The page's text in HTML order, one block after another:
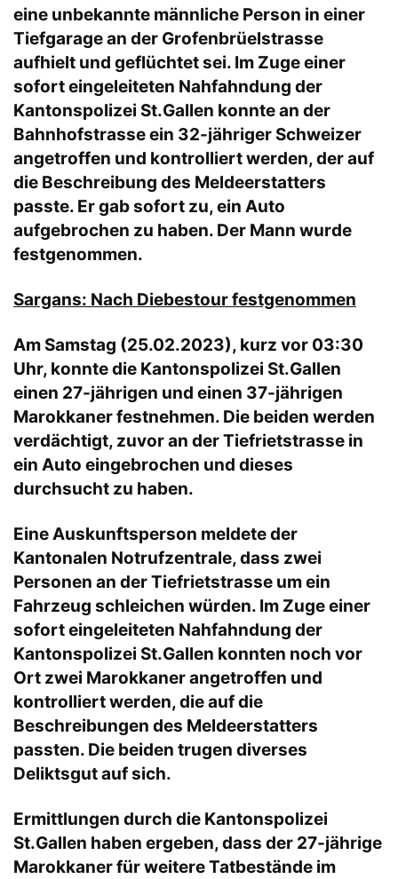
eine unbekannte männliche Person in einer
Tiefgarage an der Grofenbrüelstrasse
aufhielt und geflüchtet sei. Im Zuge einer
sofort eingeleiteten Nahfahndung der
Kantonspolizei St.Gallen konnte an der
Bahnhofstrasse ein 32-jähriger Schweizer
angetroffen und kontrolliert werden, der auf
die Beschreibung des Meldeerstatters
passte. Er gab sofort zu, ein Auto
aufgebrochen zu haben. Der Mann wurde
festgenommen.
Sargans: Nach Diebestour festgenommen
Am Samstag (25.02.2023), kurz vor 03:30
Uhr, konnte die Kantonspolizei St.Gallen
einen 27-jährigen und einen 37-jährigen
Marokkaner festnehmen. Die beiden werden
verdächtigt, zuvor an der Tiefrietstrasse in
ein Auto eingebrochen und dieses
durchsucht zu haben.
Eine Auskunftsperson meldete der
Kantonalen Notrufzentrale, dass zwei
Personen an der Tiefrietstrasse um ein
Fahrzeug schleichen würden. Im Zuge einer
sofort eingeleiteten Nahfahndung der
Kantonspolizei St.Gallen konnten noch vor
Ort zwei Marokkaner angetroffen und
kontrolliert werden, die auf die
Beschreibungen des Meldeerstatters
passten. Die beiden trugen diverses
Deliktsgut auf sich.
Ermittlungen durch die Kantonspolizei
St.Gallen haben ergeben, dass der 27-jährige
Marokkaner für weitere Tatbestände im